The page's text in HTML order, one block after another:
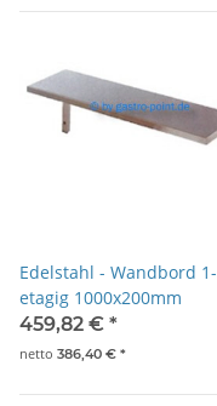
Edelstahl - Wandbord 1-
etagig 1000x200mm
459,82 € *
netto 386,40 € *